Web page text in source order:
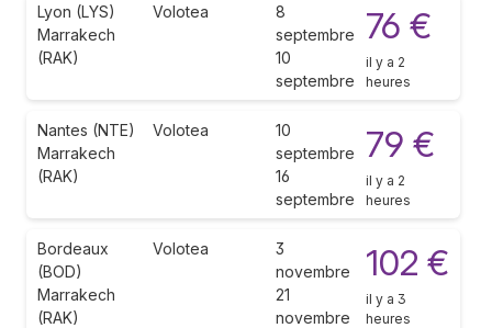
Lyon (LYS)
Marrakech
(RAK)
Volotea
8
septembre
10
septembre
76 €
il y a 2
heures
Nantes (NTE)
Marrakech
(RAK)
Volotea
10
septembre
16
septembre
79 €
il y a 2
heures
Bordeaux
(BOD)
Marrakech
(RAK)
Volotea
3
novembre
21
novembre
102 €
il y a 3
heures